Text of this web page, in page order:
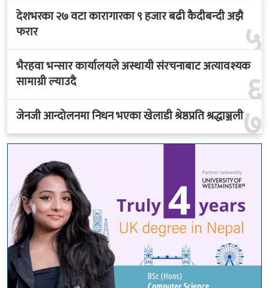
५
देशभरका २७ वटा कारागारका ९ हजार बढी कैदीबन्दी अझै
फरार
६
भैरहवा भन्सार कार्यालयले अस्थायी संरचनाबाट अत्यावश्यक
सामाग्री ल्याउदै
७
जेनजी आन्दोलनमा निधन भएका खेलाडी श्रेष्ठप्रति श्रद्धाञ्जली